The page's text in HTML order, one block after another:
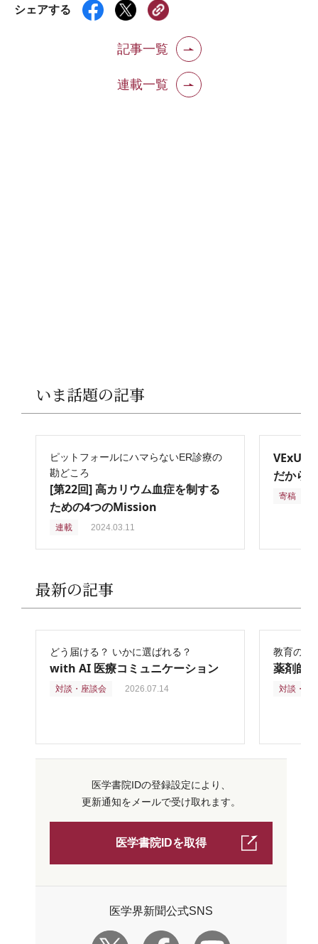
シェアする
記事一覧
連載一覧
いま話題の記事
ピットフォールにハマらないER診療の
勘どころ
[第22回] 高カリウム血症を制する
ための4つのMission
連載 2024.03.11
VExUS
だから
寄稿
最新の記事
どう届ける？ いかに選ばれる？
with AI 医療コミュニケーション
対談・座談会 2026.07.14
教育の再
薬剤師
対談・座
医学書院IDの登録設定により、
更新通知をメールで受け取れます。
医学書院IDを取得
医学界新聞公式SNS